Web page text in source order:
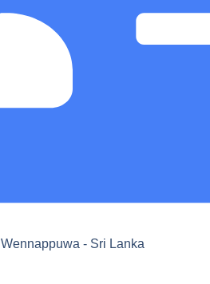
Wennappuwa - Sri Lanka